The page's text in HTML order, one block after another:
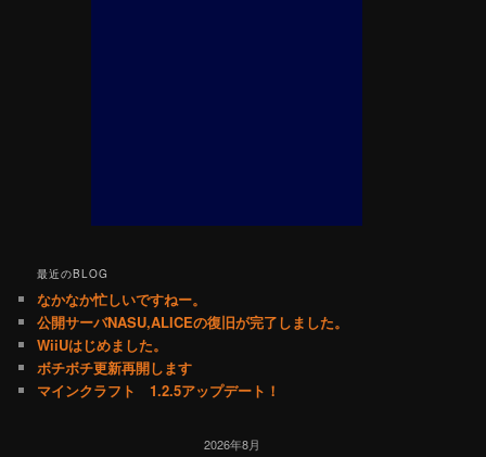
最近のBLOG
なかなか忙しいですねー。
公開サーバNASU,ALICEの復旧が完了しました。
WiiUはじめました。
ボチボチ更新再開します
マインクラフト 1.2.5アップデート！
2026年8月